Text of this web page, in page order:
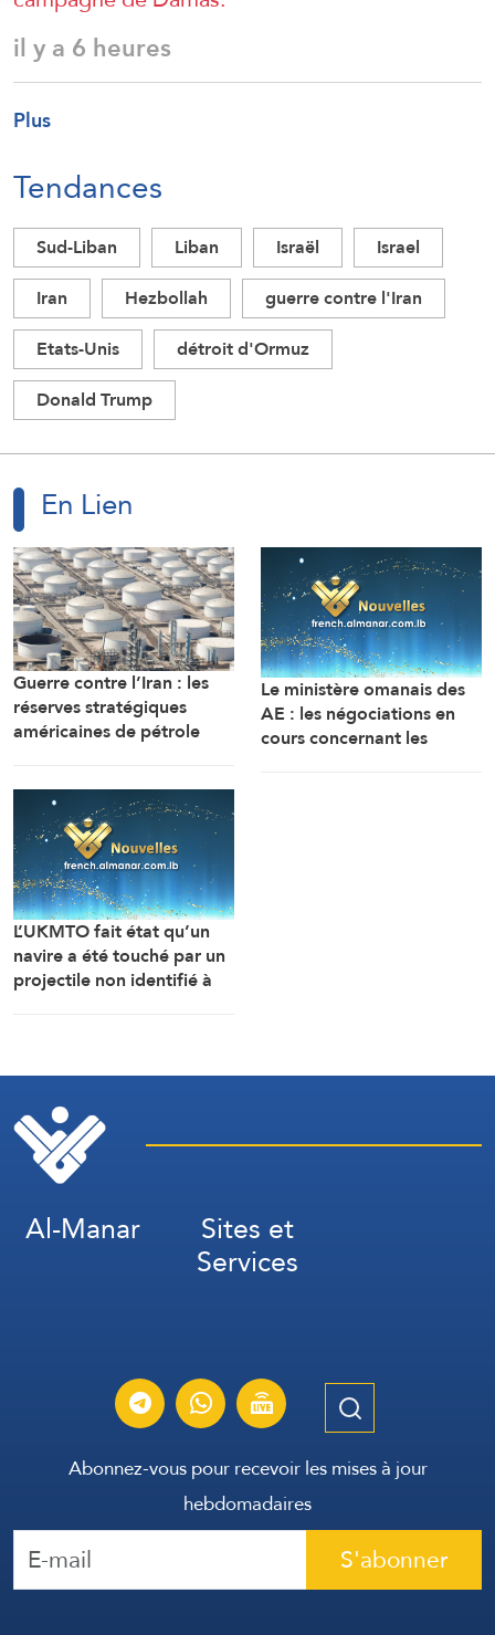
il y a 6 heures
Plus
Tendances
Sud-Liban Liban Israël
Israel
Iran
Hezbollah
guerre contre l'Iran
Etats-Unis
détroit d'Ormuz
Donald Trump
En Lien
Guerre contre l’Iran : les
réserves stratégiques
américaines de pétrole
Le ministère omanais des
AE : les négociations en
cours concernant les
L’UKMTO fait état qu’un
navire a été touché par un
projectile non identifié à
L’incendie y a été maîtrisé.
Al-Manar Sites et
Services
Abonnez-vous pour recevoir les mises à jour
hebdomadaires
S'abonner